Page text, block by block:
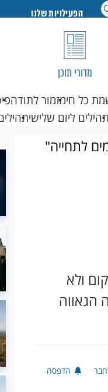
הפעילויות שלנו
מדורי תוכן
כל חימזמור לתודה
תהילים ליום שלישי
לתחייה"
ולא
הגאווה
הדפסה